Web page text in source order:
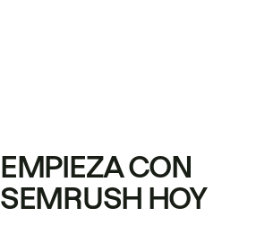
EMPIEZA CON
SEMRUSH HOY